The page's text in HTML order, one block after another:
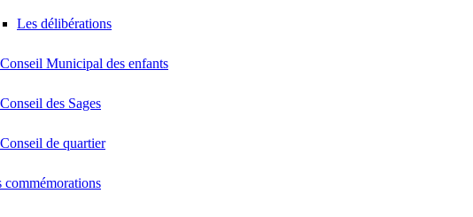
Les délibérations
Municipal des enfants
des Sages
de quartier
commémorations